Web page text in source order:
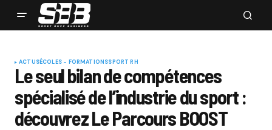
ACTUSÉCOLES - FORMATIONSSPORT RH
Le seul bilan de compétences
spécialisé de l’industrie du sport :
découvrez Le Parcours BOOST